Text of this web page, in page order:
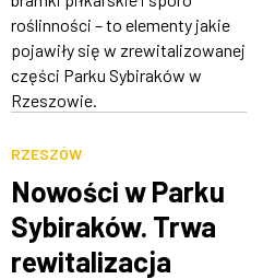
roślinności – to elementy jakie
pojawiły się w zrewitalizowanej
części Parku Sybiraków w
Rzeszowie.
RZESZÓW
Nowości w Parku
Sybiraków. Trwa
rewitalizacja